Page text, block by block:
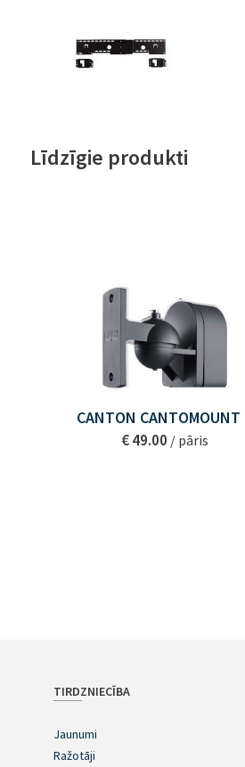
Līdzīgie produkti
CANTON CANTOMOUNT
€ 49.00 / pāris
TIRDZNIECĪBA
Jaunumi
Ražotāji